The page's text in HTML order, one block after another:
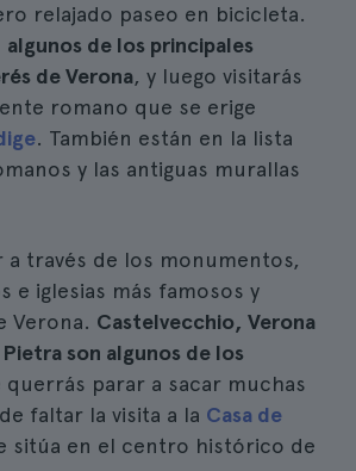
relajado paseo en bicicleta.
algunos de los principales
de Verona, y luego visitarás
romano que se erige
. También están en la lista
y las antiguas murallas
a través de los monumentos,
e iglesias más famosos y
Verona. Castelvecchio, Verona
son algunos de los
querrás parar a sacar muchas
faltar la visita a la Casa de
sitúa en el centro histórico de